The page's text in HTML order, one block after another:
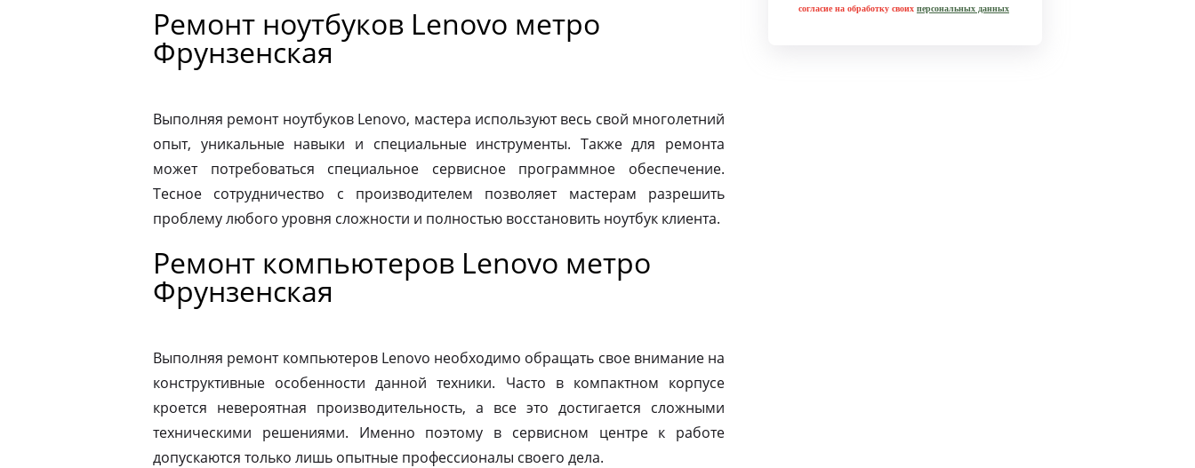
Ремонт ноутбуков Lenovo метро
Фрунзенская
Выполняя ремонт ноутбуков Lenovo, мастера используют весь свой многолетний
опыт, уникальные навыки и специальные инструменты. Также для ремонта
может потребоваться специальное сервисное программное обеспечение.
Тесное сотрудничество с производителем позволяет мастерам разрешить
проблему любого уровня сложности и полностью восстановить ноутбук клиента.
Ремонт компьютеров Lenovo метро
Фрунзенская
Выполняя ремонт компьютеров Lenovo необходимо обращать свое внимание на
конструктивные особенности данной техники. Часто в компактном корпусе
кроется невероятная производительность, а все это достигается сложными
техническими решениями. Именно поэтому в сервисном центре к работе
допускаются только лишь опытные профессионалы своего дела.
согласие на обработку своих персональных данных